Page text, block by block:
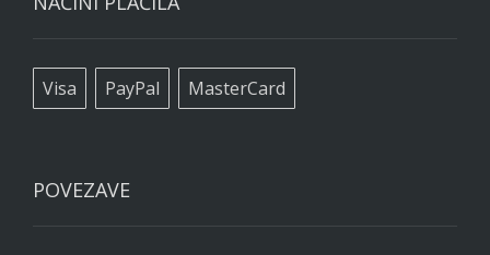
Visa PayPal MasterCard
POVEZAVE